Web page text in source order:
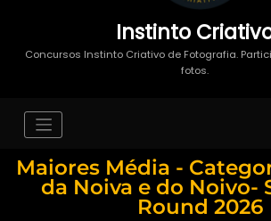
Instinto
Concursos Instinto Criativo de Fotografia.
fotos.
Maiores Média -
da Noiva e do Noivo-
Round 2026